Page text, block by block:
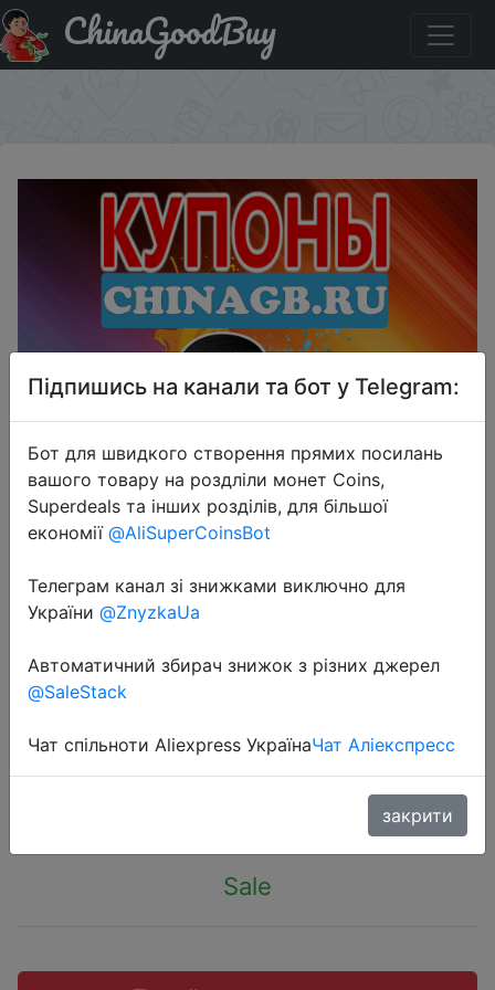
Знижка на SSD накопитель AMD Radeon R5MP480G8
480Гб, M.2 2280, PCI-E
ChinaGoodBuy
2020-04-27
SSD накопитель AMD Radeon
R5MP480G8 480Гб, M.2 2280, PCI-
Sale
Підпишись на канали та бот у Telegram:
Бот для швидкого створення прямих посилань
вашого товару на роздліли монет Coins,
Superdeals та інших розділів, для більшої
економії @AliSuperCoinsBot
Телеграм канал зі знижками виключно для
України @ZnyzkaUa
Автоматичний збирач знижок з різних джерел
@SaleStack
Чат спільноти Aliexpress УкраїнаЧат Аліекспресс
закрити